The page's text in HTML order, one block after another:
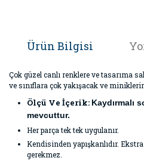
Ürün Bilgisi
Çok güzel canlı renklere ve tasarıma
ve sınıflara çok yakışacak ve
Ölçü Ve İçerik: Kaydırmalı
mevcuttur.
Her parça tek tek uygulanır.
Kendisinden yapışkanlıdır.
gerekmez.